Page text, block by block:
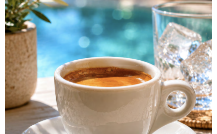
ASOCIADOS
conoce a nuestros
asociados
FORMACIONES
algo nuevo que
enseñarnos
BOLSA DE TRABAJO
¡te imaginas vivir de tu pasión
por el café?